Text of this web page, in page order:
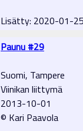
Lisätty: 2020-01-
Paunu #29
Suomi, Tampere
Viinikan liittymä
2013-10-01
© Kari Paavola